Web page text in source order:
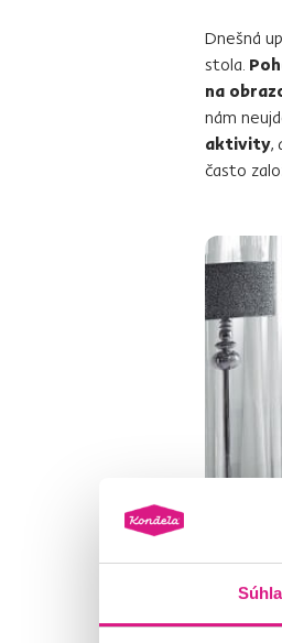
Dnešná
stola.
na
nám
aktivity,
často